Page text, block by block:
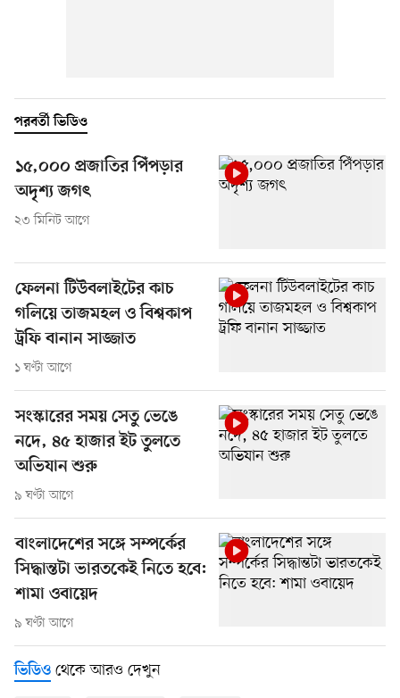
পরবর্তী ভিডিও
১৫,০০০ প্রজাতির পিঁপড়ার
অদৃশ্য জগৎ
২৩ মিনিট আগে
ফেলনা টিউবলাইটের কাচ
গলিয়ে তাজমহল ও বিশ্বকাপ
ট্রফি বানান সাজ্জাত
১ ঘণ্টা আগে
সংস্কারের সময় সেতু ভেঙে
নদে, ৪৫ হাজার ইট তুলতে
অভিযান শুরু
৯ ঘণ্টা আগে
বাংলাদেশের সঙ্গে সম্পর্কের
সিদ্ধান্তটা ভারতকেই নিতে হবে:
শামা ওবায়েদ
৯ ঘণ্টা আগে
ভিডিও থেকে আরও দেখুন